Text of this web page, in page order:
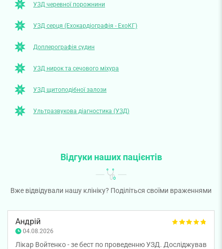
УЗД черевної порожнини
УЗД серця (Ехокардіографія - ЕхоКГ)
Доплерографія судин
УЗД нирок та сечового міхура
УЗД щитоподібної залози
Ультразвукова діагностика (УЗД)
Відгуки наших пацієнтів
Вже відвідували нашу клініку? Поділіться своїми враженнями
Андрій
04.08.2026
Лікар Войтенко - зе бест по проведенню УЗД. Досліджував